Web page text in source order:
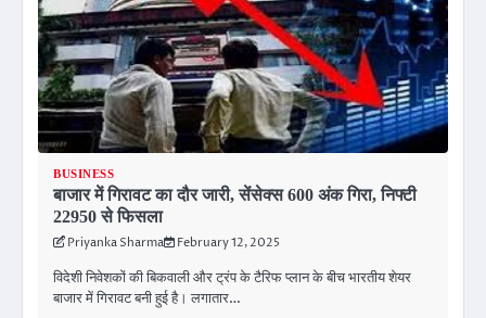
BUSINESS
बाजार में गिरावट का दौर जारी, सेंसेक्स 600 अंक गिरा, निफ्टी
22950 से फिसला
Priyanka Sharma February 12, 2025
विदेशी निवेशकों की बिकवाली और ट्रंप के टैरिफ प्लान के बीच भारतीय शेयर
बाजार में गिरावट बनी हुई है। लगातार…